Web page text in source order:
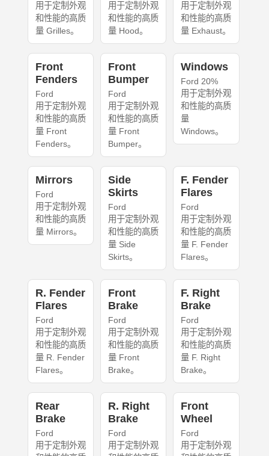
用于定制外观
和性能的高质
量 Grilles。
用于定制外观
和性能的高质
量 Hood。
用于定制外观
和性能的高质
量 Exhaust。
Front
Fenders
Ford
用于定制外观
和性能的高质
量 Front
Fenders。
Front
Bumper
Ford
用于定制外观
和性能的高质
量 Front
Bumper。
Windows
Ford 20%
用于定制外观
和性能的高质
量
Windows。
Mirrors
Ford
用于定制外观
和性能的高质
量 Mirrors。
Side
Skirts
Ford
用于定制外观
和性能的高质
量 Side
Skirts。
F. Fender
Flares
Ford
用于定制外观
和性能的高质
量 F. Fender
Flares。
R. Fender
Flares
Ford
用于定制外观
和性能的高质
量 R. Fender
Flares。
Front
Brake
Ford
用于定制外观
和性能的高质
量 Front
Brake。
F. Right
Brake
Ford
用于定制外观
和性能的高质
量 F. Right
Brake。
Rear
Brake
Ford
用于定制外观
R. Right
Brake
Ford
用于定制外观
Front
Wheel
Ford
用于定制外观